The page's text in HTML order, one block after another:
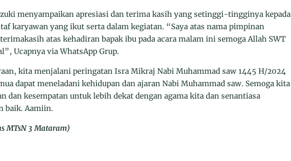
menyampaikan apresiasi dan terima kasih yang setinggi-tingginya kepada
karyawan yang ikut serta dalam kegiatan. “Saya atas nama pimpinan
atas kehadiran bapak ibu pada acara malam ini semoga Allah SWT
Ucapnya via WhatsApp Grup.
kita menjalani peringatan Isra Mikraj Nabi Muhammad saw 1445 H/2024
dapat meneladani kehidupan dan ajaran Nabi Muhammad saw. Semoga kita
dan kesempatan untuk lebih dekat dengan agama kita dan senantiasa
baik. Aamiin.
MTsN 3 Mataram)